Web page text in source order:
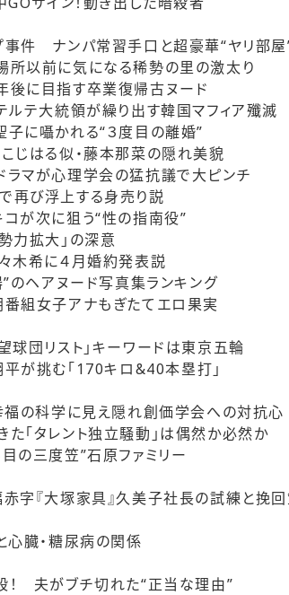
件 ナンパ常習手口と超豪華“ヤリ部屋
以前に気になる稀勢の里の激太り
に目指す卒業復帰古ヌード
テ大統領が繰り出す韓国マフィア殲滅
に囁かれる“３度目の離婚”
はる似・藤本那菜の隠れ美貌
マが心理学会の猛抗議で大ピンチ
び浮上する身売り説
が次に狙う“性の指南役”
力拡大」の深意
木希に４月婚約発表説
のヘアヌード写真集ランキング
組女子アナもぎたてエロ果実
団リスト」キーワードは東京五輪
が挑む「170キロ&40本塁打」
の科学に見え隠れ創価学会への対抗心
「タレント独立騒動」は偶然か必然か
の三度笠”石原ファミリー
字『大塚家具』久美子社長の試練と挽回
臓・糖尿病の関係
！ 夫がブチ切れた“正当な理由”